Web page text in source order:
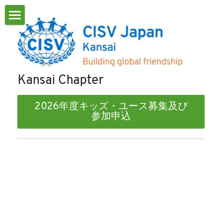
Kansai Chapter
2026年度キッズ・ユース募集及び
参加申込
ようこそ
ご挨拶
お知らせ
公式Instagram
スケジュール